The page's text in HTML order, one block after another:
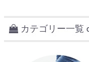
カテゴリー一覧